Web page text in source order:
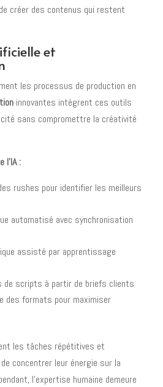
créer des contenus qui restent
et
les processus de production en
innovantes intègrent ces outils
sans compromettre la créativité
l'IA :
rushes pour identifier les meilleurs
automatisé avec synchronisation
assisté par apprentissage
de scripts à partir de briefs clients
des formats pour maximiser
les tâches répétitives et
concentrer leur énergie sur la
l'expertise humaine demeure